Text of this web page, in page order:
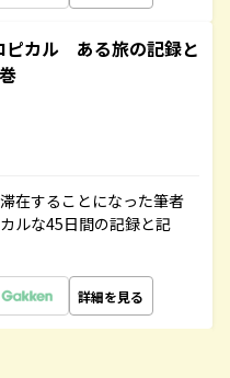
ピカル ある旅の記録と
在することになった筆者
ルな45日間の記録と記
詳細を見る